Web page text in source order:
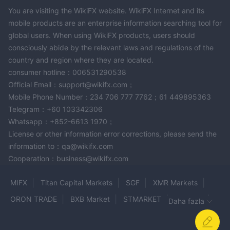
DILLON W.SRLyalnızca bir oturum açma sayfası
bulunabildiğinden, web sitesinde hesap oluşturma olanağı
sunmuyor gibi görünüyor.
Eğitim İçeriği
DILLON W.SRLyatırımcıları en son tarımsal trendler konusunda
güncel tutmak için çeşitli eğitim içerikleri sunar:
Tarımsal Varlık Fiyatları: Tarımsal varlık fiyatları ile ilgili eğitici
içerik, çeşitli tarımsal emtia fiyatlarındaki dalgalanma ve
eğilimler hakkında bilgi vermeyi amaçlamaktadır. Bu içerik, arz
ve talep faktörlerinin analizini, geçmiş fiyat verilerini ve fiyat
hareketlerini etkileyen faktörleri içerebilir.
Tarımsal Varlıklardaki Varyasyonlar: Tarımsal varlıklardaki
özelliklerindeki değişikliklere katkıda bulunan faktörleri
keşfetmeyi amaçlar. Bu, farklı ürün çeşitleri, yetiştirme teknikleri,
genetik modifikasyonlar ve bu varyasyonların üretimi, kaliteyi ve
pazar değerini nasıl etkilediğine ilişkin tartışmaları içerebilir.
You are visiting the WikiFX website. WikiFX Internet and its
mobile products are an enterprise information searching tool for
global users. When using WikiFX products, users should
consciously abide by the relevant laws and regulations of the
country and region where they are located.
consumer hotline：006531290538
Official Email：support@wikifx.com；
Mobile Phone Number：234 706 777 7762；61 449895363
Telegram：+60 103342306
Whatsapp：+852-6613 1970；
License or other information error corrections, please send the
information to：qa@wikifx.com
Cooperation：business@wikifx.com
MIFX Titan Capital Markets SGF
XMR Markets
ORON TRADE
BXB Market STMARKET
Tattvam
Daha fazla